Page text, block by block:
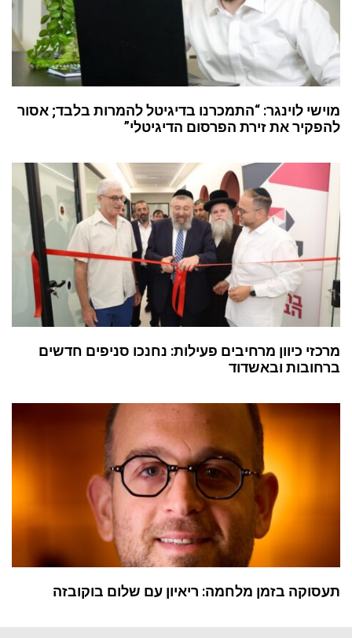
מוישי לוינגר: “התמכרנו בדיגיטל להמרות בלבד; אסור
להפקיר את זירת הפרסום הדיגיטלי”
מרכזי כיוון מרחיבים פעילות: נחנכו סניפים חדשים
ברחובות ובאשדוד
תעסוקה בזמן מלחמה: ריאיון עם שלום בוקובזה